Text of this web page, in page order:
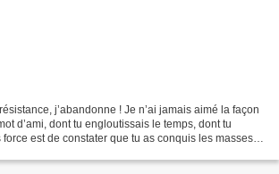
j’abandonne ! Je n’ai jamais aimé la façon
d’ami, dont tu engloutissais le temps, dont tu
est de constater que tu as conquis les masses.